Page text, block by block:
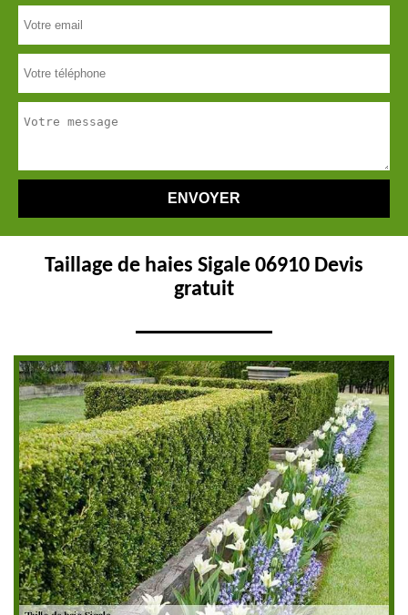
Taillage de haies Sigale 06910 Devis
gratuit